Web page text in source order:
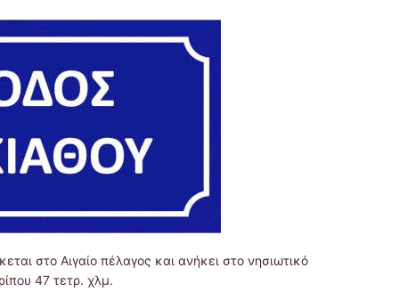
στο Αιγαίο πέλαγος και ανήκει στο νησιωτικό
47 τετρ. χλμ.